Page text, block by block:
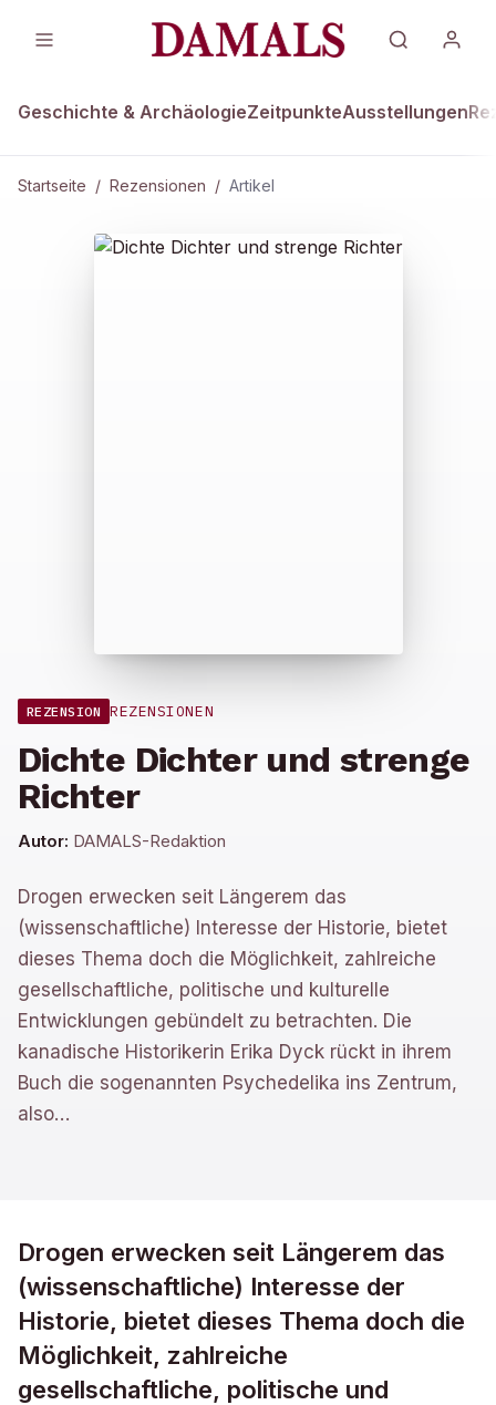
Geschichte & ArchäologieZeitpunkteAusstellungen
Startseite / Rezensionen / Artikel
REZENSION REZENSIONEN
Dichte Dichter und strenge
Richter
Autor: DAMALS-Redaktion
Drogen erwecken seit Längerem das
(wissenschaftliche) Interesse der Historie, bietet
dieses Thema doch die Möglichkeit, zahlreiche
gesellschaftliche, politische und kulturelle
Entwicklungen gebündelt zu betrachten. Die
kanadische Historikerin Erika Dyck rückt in ihrem
Buch die sogenannten Psychedelika ins Zentrum,
also…
Drogen erwecken seit Längerem das
(wissenschaftliche) Interesse der
Historie, bietet dieses Thema doch die
Möglichkeit, zahlreiche
gesellschaftliche, politische und